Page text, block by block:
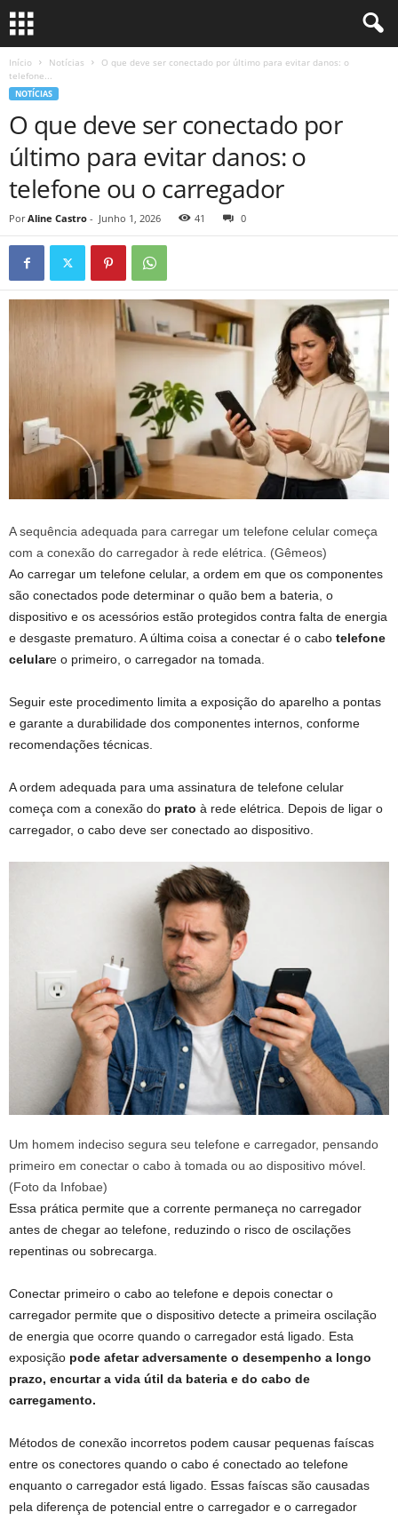
Início Notícias
O que deve ser conectado por último para evitar danos: o
telefone...
NOTÍCIAS
O que deve ser conectado por
último para evitar danos: o
telefone ou o carregador
Por Aline Castro - Junho 1, 2026 41 0
A sequência adequada para carregar um telefone celular começa
com a conexão do carregador à rede elétrica. (Gêmeos)
Ao carregar um telefone celular, a ordem em que os componentes
são conectados pode determinar o quão bem a bateria, o
dispositivo e os acessórios estão protegidos contra falta de energia
e desgaste prematuro. A última coisa a conectar é o cabo telefone
celulare o primeiro, o carregador na tomada.
Seguir este procedimento limita a exposição do aparelho a pontas
e garante a durabilidade dos componentes internos, conforme
recomendações técnicas.
A ordem adequada para uma assinatura de telefone celular
começa com a conexão do prato à rede elétrica. Depois de ligar o
carregador, o cabo deve ser conectado ao dispositivo.
Um homem indeciso segura seu telefone e carregador, pensando
primeiro em conectar o cabo à tomada ou ao dispositivo móvel.
(Foto da Infobae)
Essa prática permite que a corrente permaneça no carregador
antes de chegar ao telefone, reduzindo o risco de oscilações
repentinas ou sobrecarga.
Conectar primeiro o cabo ao telefone e depois conectar o
carregador permite que o dispositivo detecte a primeira oscilação
de energia que ocorre quando o carregador está ligado. Esta
exposição pode afetar adversamente o desempenho a longo
prazo, encurtar a vida útil da bateria e do cabo de
carregamento.
Métodos de conexão incorretos podem causar pequenas faíscas
entre os conectores quando o cabo é conectado ao telefone
enquanto o carregador está ligado. Essas faíscas são causadas
pela diferença de potencial entre o carregador e o carregador